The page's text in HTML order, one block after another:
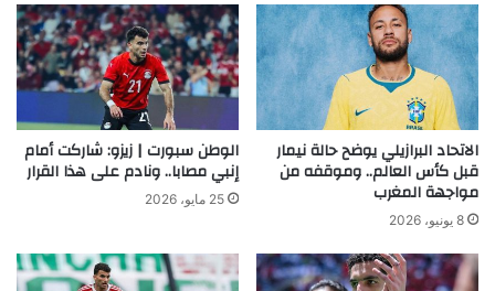
الاتحاد البرازيلي يوضح حالة نيمار
قبل كأس العالم.. وموقفه من
مواجهة المغرب
8 يونيو، 2026
الوطن سبورت | زيزو: شاركت أمام
إنبي مصابا.. ونادم على هذا القرار
25 مايو، 2026